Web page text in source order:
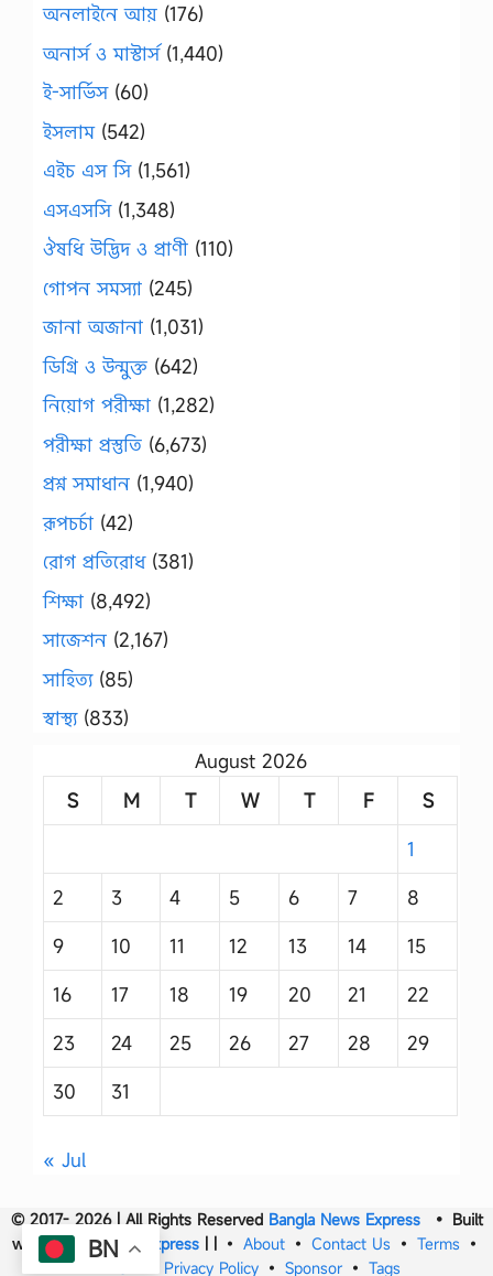
অনলাইনে আয় (176)
অনার্স ও মাস্টার্স(1,440)
ই-সার্ভিস(60)
ইসলাম(542)
এইচ এস সি(1,561)
এসএসসি(1,348)
ঔষধি উদ্ভিদ ও প্রাণী (110)
গোপন সমস্যা (245)
জানা অজানা (1,031)
ডিগ্রি ও উন্মুক্ত (642)
নিয়োগ পরীক্ষা (1,282)
পরীক্ষা প্রস্তুতি (6,673)
প্রশ্ন সমাধান (1,940)
রূপচর্চা (42)
রোগ প্রতিরোধ(381)
শিক্ষা (8,492)
সাজেশন (2,167)
সাহিত্য(85)
স্বাস্থ্য(833)
August 2026
S
M T W T F
S
1
2
3 4 5 6 7
8
9
10 11 12 13 14
15
16
17 18 19 20 21
22
23
24 25 26 27 28
29
30
31
« Jul
© 2017- 2026 | All Rights Reserved Bangla News Express• Built
withBangla News Express | | • About • Contact Us • Terms •
Privacy Policy • Sponsor • Tags
BN